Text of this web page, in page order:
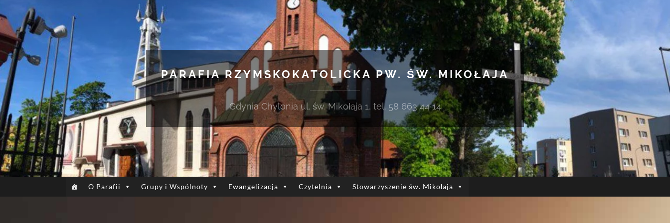
PARAFIA RZYMSKOKATOLICKA PW. ŚW. MIKOŁAJA
Gdynia Chylonia ul. św. Mikołaja 1, tel. 58 663 44 14
O Parafii Grupy i Wspólnoty Ewangelizacja Czytelnia Stowarzyszenie św. Mikołaja